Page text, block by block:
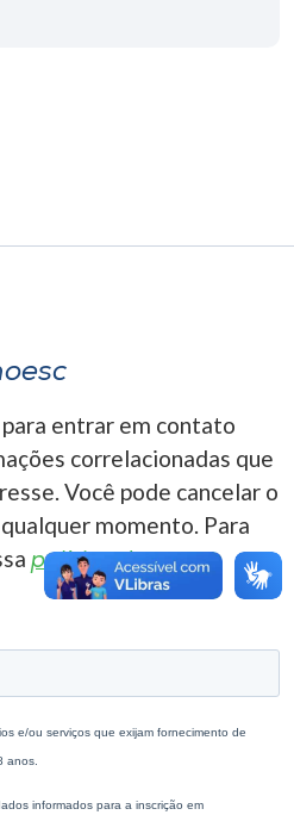
entrar em contato
correlacionadas que
Você pode cancelar o
momento. Para
política de